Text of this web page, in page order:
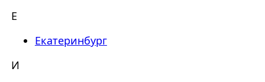
Е
Екатеринбург
И